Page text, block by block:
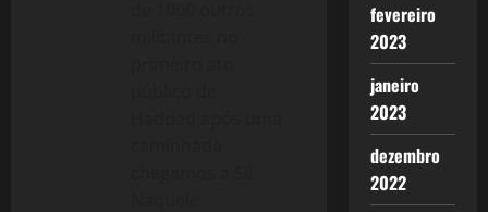
fevereiro
2023
janeiro
2023
dezembro
2022